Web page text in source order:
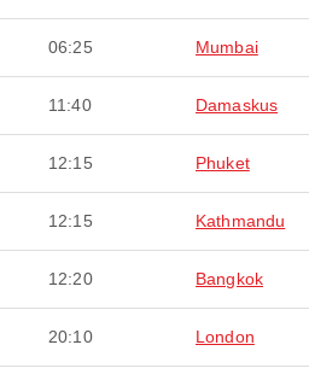
06:25 Mumbai
11:40 Damaskus
12:15 Phuket
12:15 Kathmandu
12:20 Bangkok
20:10 London